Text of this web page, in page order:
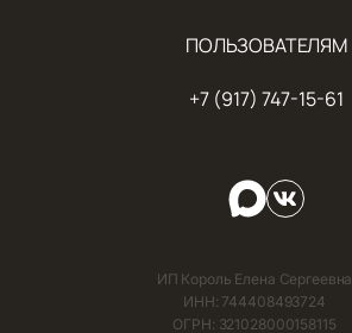
ПОЛЬЗОВАТЕЛЯМ
+7 (917) 747-15-61
ИП Король Елена Сергеевна
ИНН: 744408493724
ОГРН: 321028000158115